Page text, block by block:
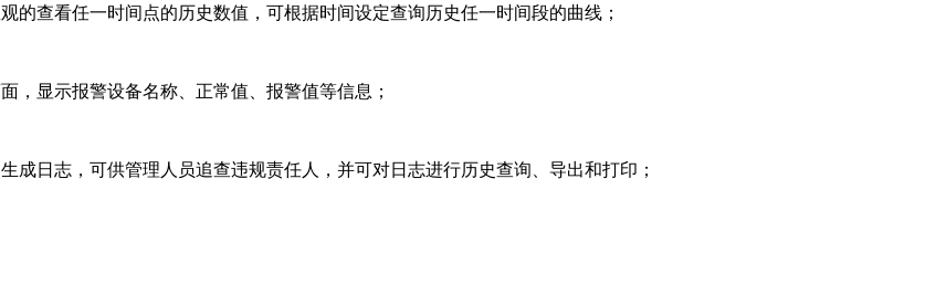
的查看任一时间点的历史数值，可根据时间设定查询历史任一时间段的曲线；
，显示报警设备名称、正常值、报警值等信息；
成日志，可供管理人员追查违规责任人，并可对日志进行历史查询、导出和打印；